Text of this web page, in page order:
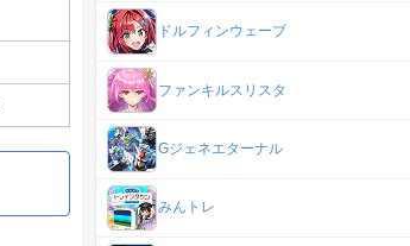
ドルフィンウェーブ
ファンキルスリスタ
Gジェネエターナル
みんトレ